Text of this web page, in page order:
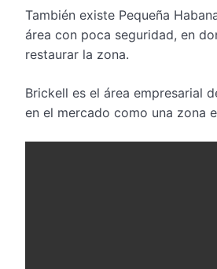
También existe Pequeña
área con poca seguridad, en
restaurar la zona.
Brickell es el área empresarial
en el mercado como una zona